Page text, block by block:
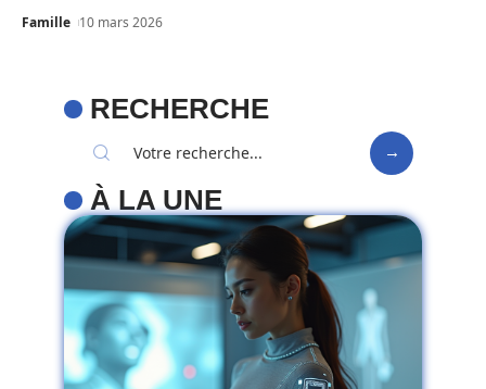
Famille 10 mars 2026
RECHERCHE
À LA UNE